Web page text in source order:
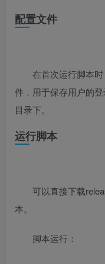
配置文件
在首次运行脚本
件，用于保存用户的
目录下。
运行脚本
可以直接下载
本。
脚本运行：